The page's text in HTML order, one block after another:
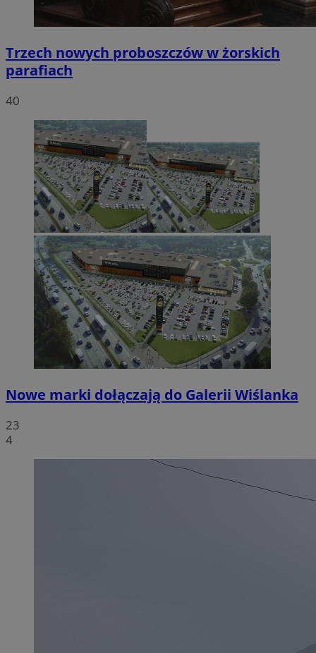
Trzech nowych proboszczów w żorskich
parafiach
40
Nowe marki dołączają do Galerii Wiślanka
23
4